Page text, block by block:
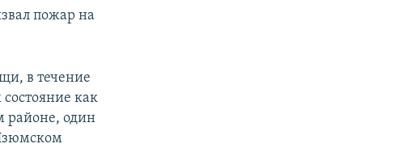
пожар на
в течение
как
районе, один